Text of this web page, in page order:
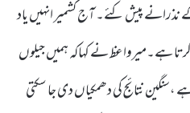
نذرانے پیش کئے۔ آج کشمیر انہیں یاد
ہے۔میرواعظ نے کہاکہ ہمیں جیلوں
ہے ،سنگین نتائج کی دھمکیاں دی جا سکتی